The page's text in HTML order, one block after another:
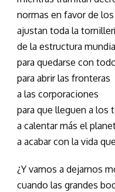
normas en favor de
ajustan toda la
de la estructura
para quedarse con
para abrir las fronteras
a las corporaciones
para que lleguen a los
a calentar más el
a acabar con la vida
¿Y vamos a dejarnos
cuando las grandes